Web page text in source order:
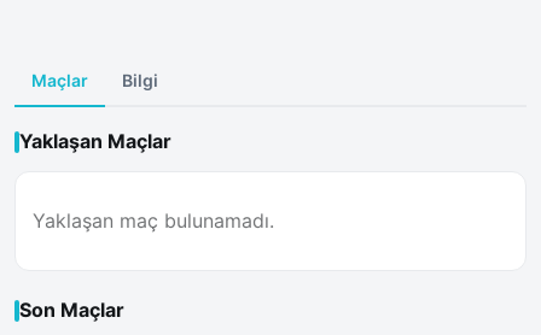
Maçlar Bilgi
Yaklaşan Maçlar
Yaklaşan maç bulunamadı.
Son Maçlar